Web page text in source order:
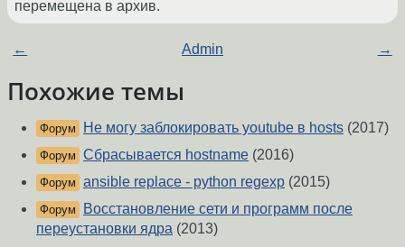
перемещена в архив.
← Admin →
Похожие темы
Форум Не могу заблокировать youtube в hosts (2017)
Форум Сбрасывается hostname (2016)
Форум ansible replace - python regexp (2015)
Форум
Восстановление сети и программ после
переустановки ядра (2013)